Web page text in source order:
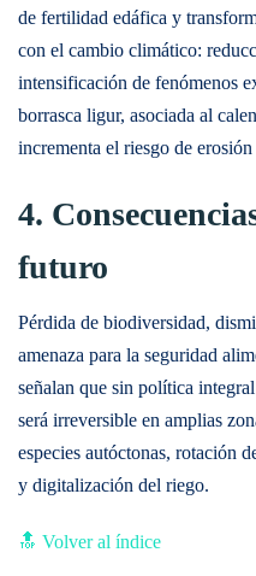
de fertilidad edáfica y
con el cambio climático:
intensificación de fenómenos
borrasca ligur, asociada al
incrementa el riesgo de
4.
futuro
Pérdida de biodiversidad,
amenaza para la seguridad
señalan que sin política
será irreversible en amplias
especies autóctonas, rotación
y digitalización del riego.
🔝 Volver al índice